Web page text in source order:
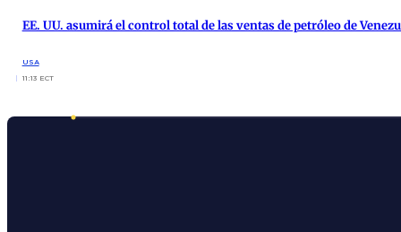
EE. UU. asumirá el control total de las ventas de petróleo de
USA
11:13 ECT